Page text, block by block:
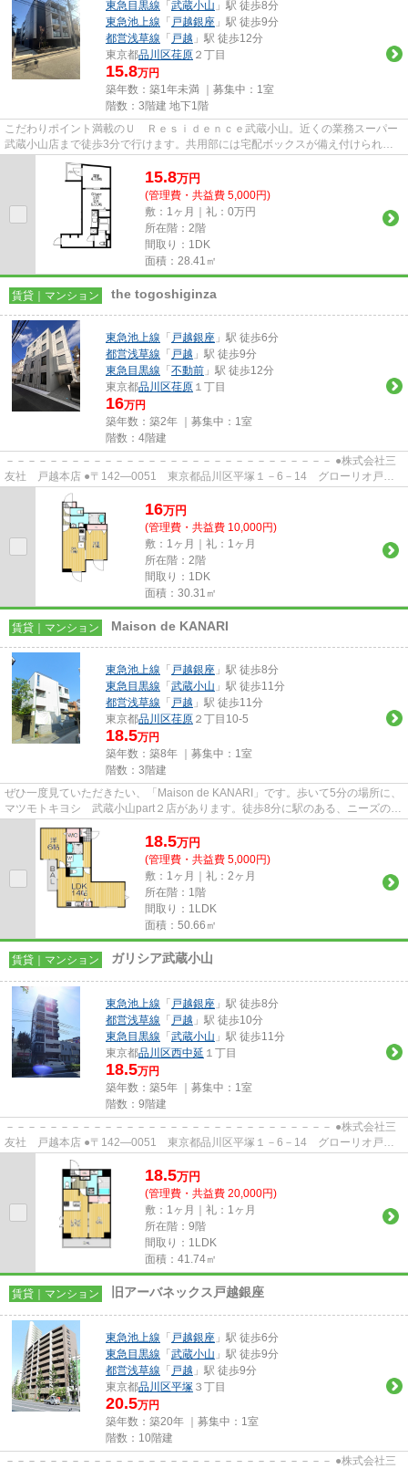
東急目黒線 「 武蔵小山 」駅 徒歩8分
東急池上線 「 戸越銀座 」駅 徒歩9分
都営浅草線 「 戸越 」駅 徒歩12分
東京都品川区荏原 ２丁目
15.8万円
築年数：築1年未満 ｜募集中： 1室
階数：3階建 地下1階
こだわりポイント満載のＵ Ｒｅｓｉｄｅｎｃｅ武蔵小山。近くの業務スーパー
武蔵小山店まで徒歩3分で行けます。共用部には宅配ボックスが備え付けられて
いるため、家で何時間も待機す...
15.8万円
(管理費・共益費 5,000円)
敷：1ヶ月｜礼：0万円
所在階：2階
間取り：1DK
面積：28.41㎡
賃貸｜マンション the togoshiginza
東急池上線 「 戸越銀座 」駅 徒歩6分
都営浅草線 「 戸越 」駅 徒歩9分
東急目黒線 「 不動前 」駅 徒歩12分
東京都品川区荏原 １丁目
16万円
築年数：築2年 ｜募集中： 1室
階数：4階建
－－－－－－－－－－－－－－－－－－－－－－－－－－－－－－ ●株式会社三
友社 戸越本店 ●〒142―0051 東京都品川区平塚１－6－14 グローリオ戸越
銀座1階 ●TEL：03-3783-1218...
16万円
(管理費・共益費 10,000円)
敷：1ヶ月｜礼：1ヶ月
所在階：2階
間取り：1DK
面積：30.31㎡
賃貸｜マンション Maison de KANARI
東急池上線 「 戸越銀座 」駅 徒歩8分
東急目黒線 「 武蔵小山 」駅 徒歩11分
都営浅草線 「 戸越 」駅 徒歩11分
東京都品川区荏原 ２丁目10-5
18.5万円
築年数：築8年 ｜募集中： 1室
階数：3階建
ぜひ一度見ていただきたい、「Maison de KANARI」です。歩いて5分の場所に、
マツモトキヨシ 武蔵小山part２店があります。徒歩8分に駅のある、ニーズの高
18.5万円
(管理費・共益費 5,000円)
敷：1ヶ月｜礼：2ヶ月
所在階：1階
間取り：1LDK
面積：50.66㎡
賃貸｜マンション ガリシア武蔵小山
東急池上線 「 戸越銀座 」駅 徒歩8分
都営浅草線 「 戸越 」駅 徒歩10分
東急目黒線 「 武蔵小山 」駅 徒歩11分
東京都品川区西中延 １丁目
18.5万円
築年数：築5年 ｜募集中： 1室
階数：9階建
－－－－－－－－－－－－－－－－－－－－－－－－－－－－－－ ●株式会社三
友社 戸越本店 ●〒142―0051 東京都品川区平塚１－6－14 グローリオ戸越
銀座1階 ●TEL：03-3783-1218...
18.5万円
(管理費・共益費 20,000円)
敷：1ヶ月｜礼：1ヶ月
所在階：9階
間取り：1LDK
面積：41.74㎡
賃貸｜マンション 旧アーバネックス戸越銀座
東急池上線 「 戸越銀座 」駅 徒歩6分
東急目黒線 「 武蔵小山 」駅 徒歩9分
都営浅草線 「 戸越 」駅 徒歩9分
東京都品川区平塚 ３丁目
20.5万円
築年数：築20年 ｜募集中： 1室
階数：10階建
－－－－－－－－－－－－－－－－－－－－－－－－－－－－－－ ●株式会社三